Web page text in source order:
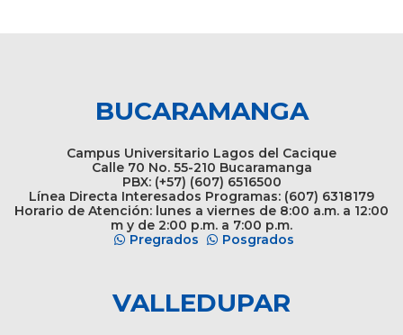
BUCARAMANGA
Campus Universitario Lagos del Cacique
Calle 70 No. 55-210 Bucaramanga
PBX: (+57) (607) 6516500
Línea Directa Interesados Programas: (607) 6318179
Horario de Atención: lunes a viernes de 8:00 a.m. a 12:00
m y de 2:00 p.m. a 7:00 p.m.
Pregrados
Posgrados
VALLEDUPAR